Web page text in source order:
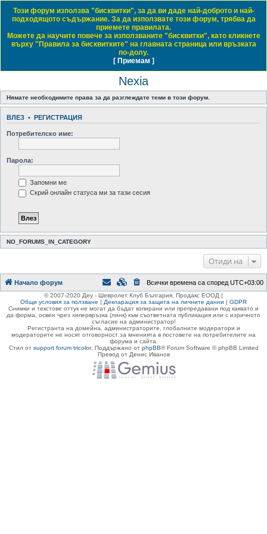
Daewoo & Chevrolet Club Bulgaria
ЧЗВ Правила на форума Влез
Регистрация
Начало форум Small Family Cars / Малки семейни автомобили Nexia
с
е
Виж активните теми
Nexia
Нямате необходимите права за да разглеждате теми в този форум.
ВЛЕЗ • РЕГИСТРАЦИЯ
Потребителско име:
Парола:
Запомни ме
Скрий онлайн статуса ми за тази сесия
NO_FORUMS_IN_CATEGORY
Отиди на
Този форум използва "бисквитки", за да ви даде най-доброто и най-
подходящото съдържание. За да използвате този форум, трябва да
приемете правилата.
Можете да научите повече за използваните "бисквитки", като кликнете
върху "Правила за бисквитките" на главната страница или връзката
по-долу.
[ Приемам ]
Начало форум Всички времена са според UTC+03:00
© 2007-2020 Деу - Шевролет Клуб България, Продакс ЕООД |
Общи условия за ползване | Декларация за защита на личните данни | GDPR
Снимки и текстове оттук не могат да бъдат копирани или препредавани под каквато и
да форма, освен чрез хипервръзка (линк) към съответната публикация или с изричното
съгласие на администратор!
Регистранта на домейна, администраторите, глобалните модератори и
модераторите не носят отговорност за мненията в постовете на потребителите на
форума и сайта.
Стил от support forum tricolor, Поддържано от phpBB® Forum Software © phpBB Limited
Превод от Денис Иванов